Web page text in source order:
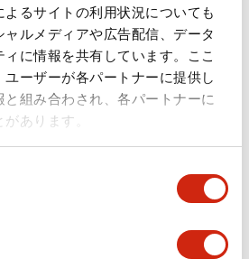
よるサイトの利用状況についても
ルメディアや広告配信、データ
に情報を共有しています。ここ
ーザーが各パートナーに提供し
組み合わされ、各パートナーに
あります。
形コントロールユニット（日本語）
1.60MB